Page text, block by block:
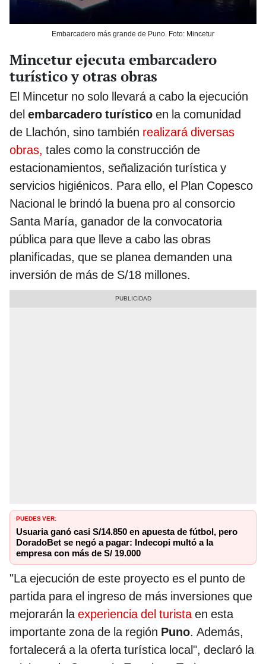
Embarcadero más grande de Puno. Foto: Mincetur
Mincetur ejecuta embarcadero
turístico y otras obras
El Mincetur no solo llevará a cabo la ejecución
del embarcadero turístico en la comunidad
de Llachón, sino también realizará diversas
obras, tales como la construcción de
estacionamientos, señalización turística y
servicios higiénicos. Para ello, el Plan Copesco
Nacional le brindó la buena pro al consorcio
Santa María, ganador de la convocatoria
pública para que lleve a cabo las obras
planificadas, que se planea demanden una
inversión de más de S/18 millones.
PUEDES VER:
Usuaria ganó casi S/14.850 en apuesta de fútbol, pero
DoradoBet se negó a pagar: Indecopi multó a la
empresa con más de S/ 19.000
"La ejecución de este proyecto es el punto de
partida para el ingreso de más inversiones que
mejorarán la experiencia del turista en esta
importante zona de la región Puno. Además,
fortalecerá a la oferta turística local", declaró la